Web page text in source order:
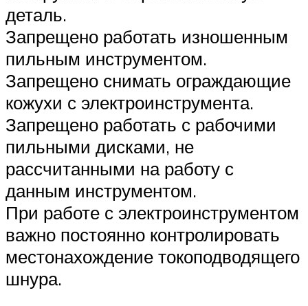
деталь.
Запрещено работать изношенным
пильным инструментом.
Запрещено снимать ограждающие
кожухи с электроинструмента.
Запрещено работать с рабочими
пильными дисками, не
рассчитанными на работу с
данным инструментом.
При работе с электроинструментом
важно постоянно контролировать
местонахождение токоподводящего
шнура.